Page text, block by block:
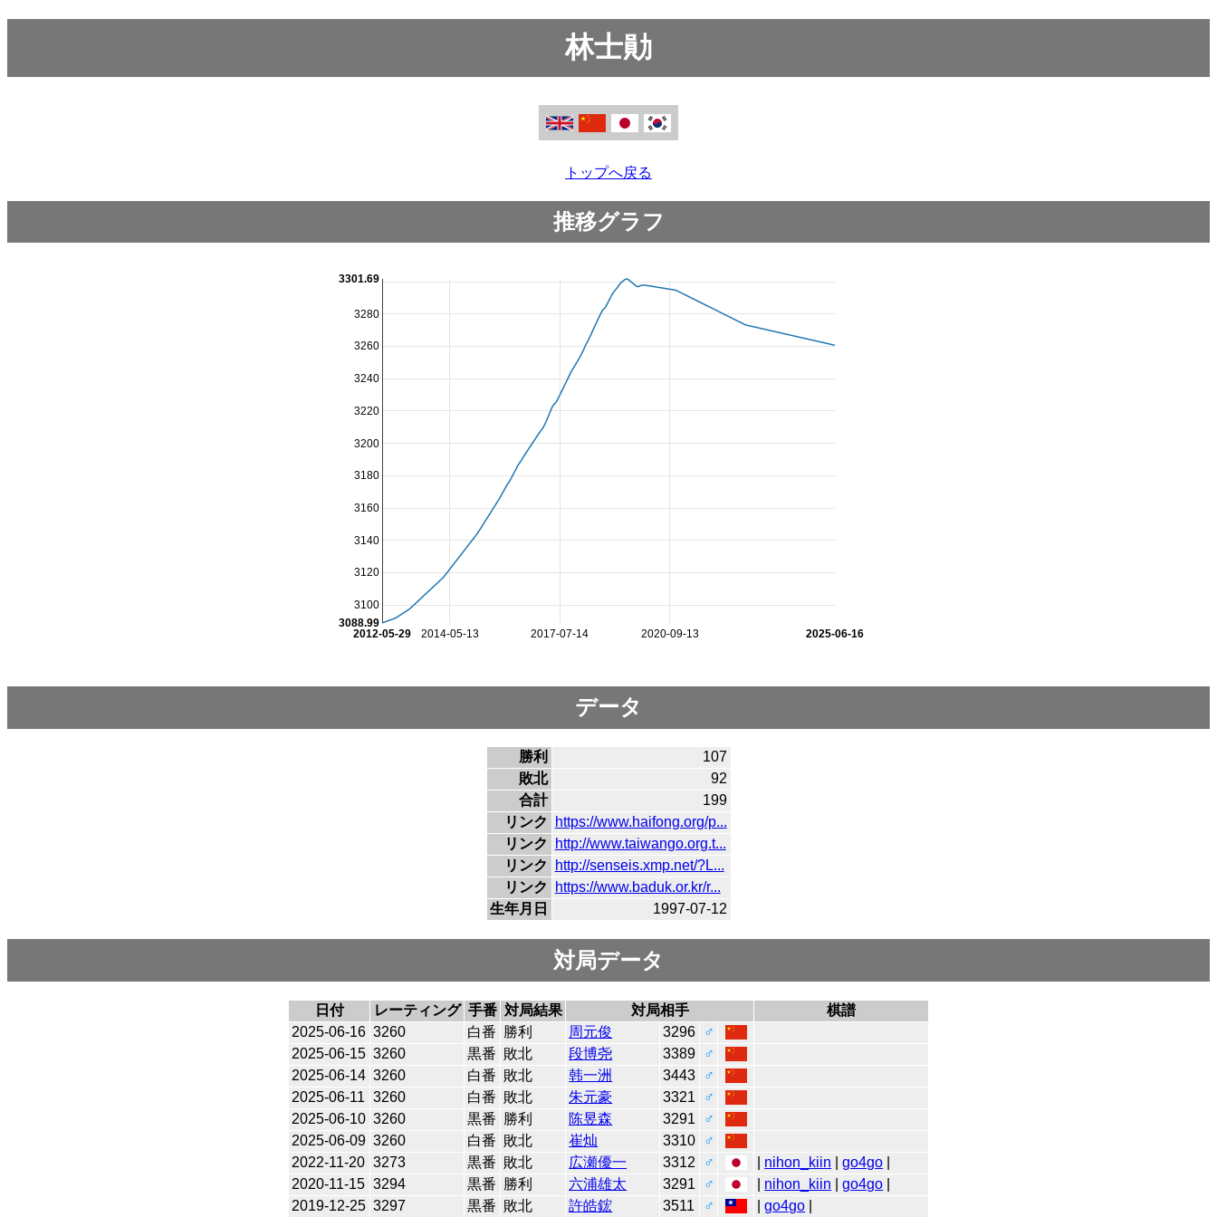
林士勛
トップへ戻る
推移グラフ
2014-05-13 2017-07-14 2020-09-13
2012-05-29 2025-06-16
3100
3120
3140
3160
3180
3200
3220
3240
3260
3280
3088.99
3301.69
データ
勝利
107
敗北
92
合計
199
リンク
https://www.haifong.org/p...
リンク
http://www.taiwango.org.t...
リンク
http://senseis.xmp.net/?L...
リンク
https://www.baduk.or.kr/r...
生年月日
1997-07-12
対局データ
日付 レーティング 手番 対局結果 対局相手
棋譜
2025-06-16 3260 白番 勝利 周元俊 3296
♂
2025-06-15 3260 黒番 敗北 段博尧 3389
♂
2025-06-14 3260 白番 敗北 韩一洲 3443
♂
2025-06-11 3260 白番 敗北 朱元豪 3321
♂
2025-06-10 3260 黒番 勝利 陈昱森 3291
♂
2025-06-09 3260 白番 敗北 崔灿 3310
♂
2022-11-20 3273 黒番 敗北 広瀬優一 3312 ♂ nihon_kiin |go4go
2020-11-15 3294 黒番 勝利 六浦雄太 3291 ♂ nihon_kiin |go4go
2019-12-25 3297 黒番 敗北 許皓鋐 3511 ♂ |go4go